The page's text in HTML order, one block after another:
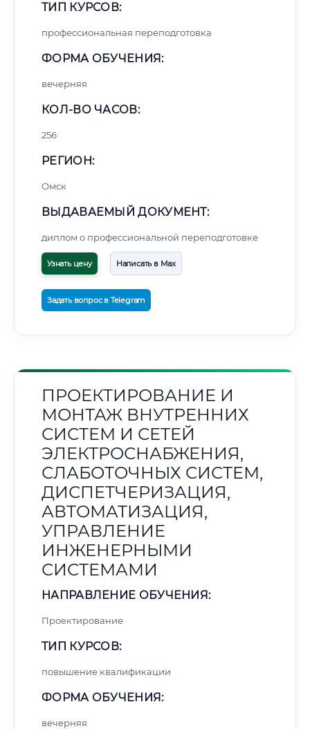
ТИП КУРСОВ:
профессиональная переподготовка
ФОРМА ОБУЧЕНИЯ:
вечерняя
КОЛ-ВО ЧАСОВ:
256
РЕГИОН:
Омск
ВЫДАВАЕМЫЙ ДОКУМЕНТ:
диплом о профессиональной переподготовке
Узнать цену Написать в Max
Задать вопрос в Telegram
ПРОЕКТИРОВАНИЕ И
МОНТАЖ ВНУТРЕННИХ
СИСТЕМ И СЕТЕЙ
ЭЛЕКТРОСНАБЖЕНИЯ,
СЛАБОТОЧНЫХ СИСТЕМ,
ДИСПЕТЧЕРИЗАЦИЯ,
АВТОМАТИЗАЦИЯ,
УПРАВЛЕНИЕ
ИНЖЕНЕРНЫМИ
СИСТЕМАМИ
НАПРАВЛЕНИЕ ОБУЧЕНИЯ:
Проектирование
ТИП КУРСОВ:
повышение квалификации
ФОРМА ОБУЧЕНИЯ:
вечерняя